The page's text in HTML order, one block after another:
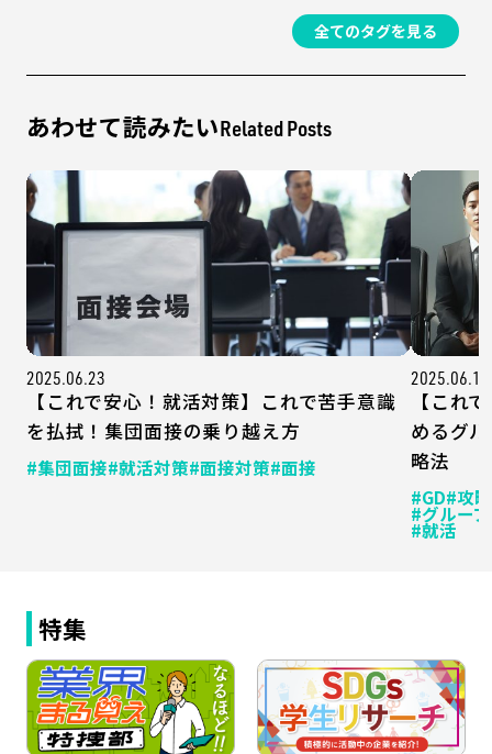
全てのタグを見る
Related Posts
あわせて読みたい
2025.06.23
【これで安心！就活対策】これで苦手意識
を払拭！集団面接の乗り越え方
#集団面接#就活対策#面接対策#面接
2025.06.17
【これ
めるグ
略法
#GD#攻
#グルー
#就活
特集